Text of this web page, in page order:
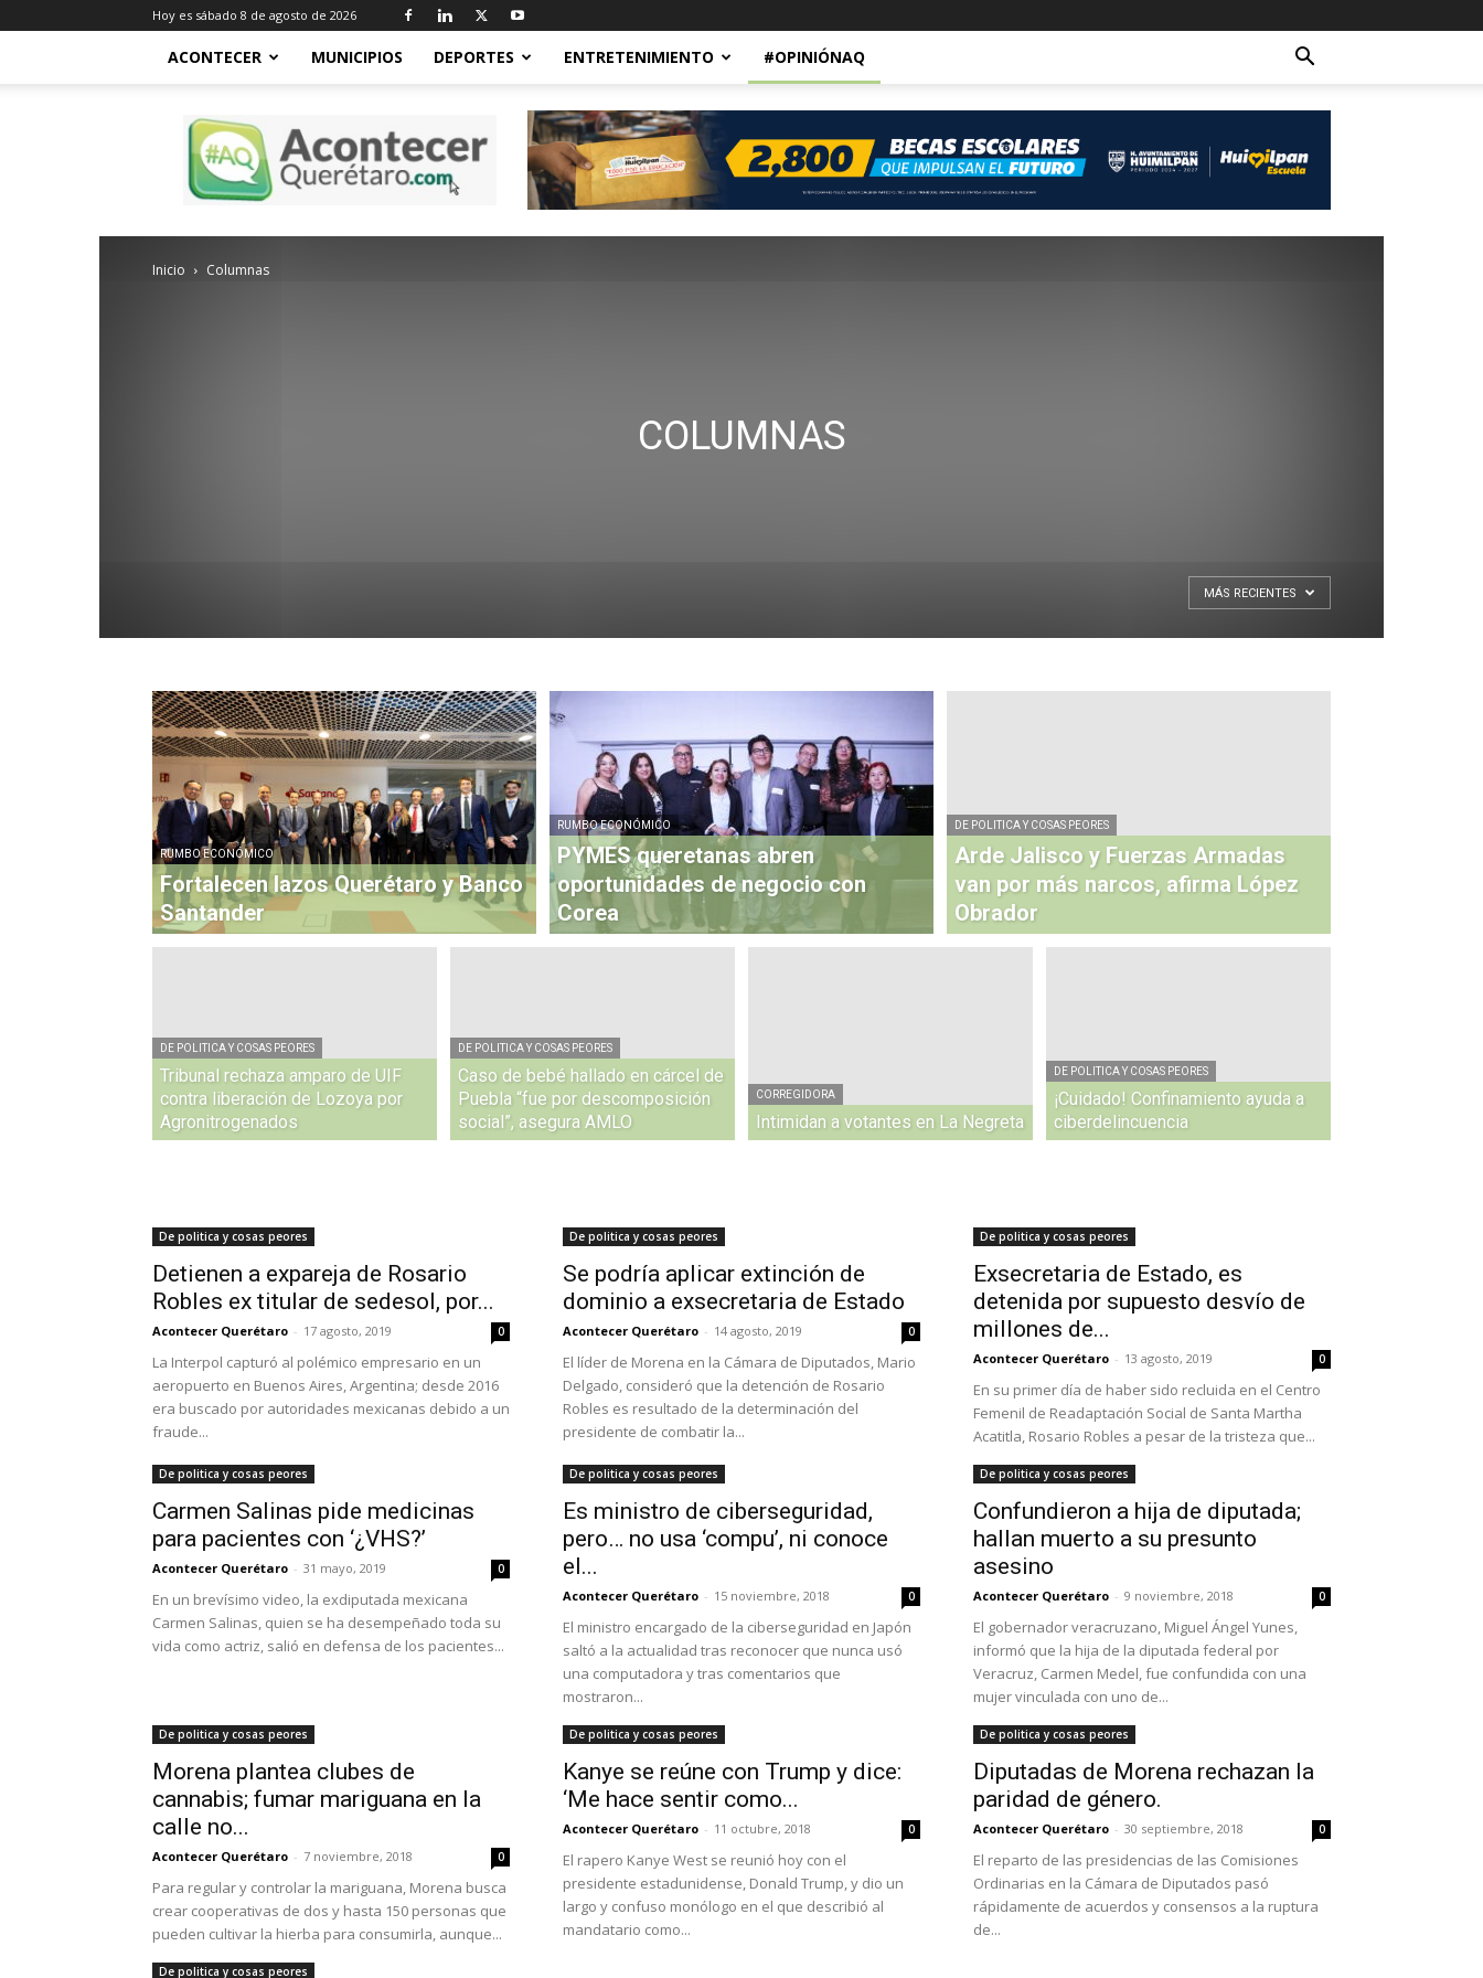
Hoy es sábado 8 de agosto de 2026
ACONTECER MUNICIPIOS DEPORTES ENTRETENIMIENTO #OPINIÓNAQ
Acontecer
Querétaro
Inicio Columnas
COLUMNAS
MÁS RECIENTES
RUMBO ECONÓMICO
Fortalecen lazos Querétaro y Banco
Santander
RUMBO ECONÓMICO
PYMES queretanas abren
oportunidades de negocio con
Corea
DE POLITICA Y COSAS PEORES
Arde Jalisco y Fuerzas Armadas
van por más narcos, afirma López
Obrador
DE POLITICA Y COSAS PEORES
Tribunal rechaza amparo de UIF
contra liberación de Lozoya por
Agronitrogenados
DE POLITICA Y COSAS PEORES
Caso de bebé hallado en cárcel de
Puebla “fue por descomposición
social”, asegura AMLO
CORREGIDORA
Intimidan a votantes en La Negreta
DE POLITICA Y COSAS PEORES
¡Cuidado! Confinamiento ayuda a
ciberdelincuencia
De politica y cosas peores
Detienen a expareja de Rosario
Robles ex titular de sedesol, por...
Acontecer Querétaro - 17 agosto, 2019 0
La Interpol capturó al polémico empresario en un
aeropuerto en Buenos Aires, Argentina; desde 2016
era buscado por autoridades mexicanas debido a un
fraude...
De politica y cosas peores
Se podría aplicar extinción de
dominio a exsecretaria de Estado
Acontecer Querétaro - 14 agosto, 2019 0
El líder de Morena en la Cámara de Diputados, Mario
Delgado, consideró que la detención de Rosario
Robles es resultado de la determinación del
presidente de combatir la...
De politica y cosas peores
Exsecretaria de Estado, es
detenida por supuesto desvío de
millones de...
Acontecer Querétaro - 13 agosto, 2019 0
En su primer día de haber sido recluida en el Centro
Femenil de Readaptación Social de Santa Martha
Acatitla, Rosario Robles a pesar de la tristeza que...
De politica y cosas peores
Carmen Salinas pide medicinas
para pacientes con ‘¿VHS?’
Acontecer Querétaro - 31 mayo, 2019 0
En un brevísimo video, la exdiputada mexicana
Carmen Salinas, quien se ha desempeñado toda su
vida como actriz, salió en defensa de los pacientes...
De politica y cosas peores
Es ministro de ciberseguridad,
pero… no usa ‘compu’, ni conoce
el...
Acontecer Querétaro - 15 noviembre, 2018 0
El ministro encargado de la ciberseguridad en Japón
saltó a la actualidad tras reconocer que nunca usó
una computadora y tras comentarios que
mostraron...
De politica y cosas peores
Confundieron a hija de diputada;
hallan muerto a su presunto
asesino
Acontecer Querétaro - 9 noviembre, 2018 0
El gobernador veracruzano, Miguel Ángel Yunes,
informó que la hija de la diputada federal por
Veracruz, Carmen Medel, fue confundida con una
mujer vinculada con uno de...
De politica y cosas peores
Morena plantea clubes de
cannabis; fumar mariguana en la
calle no...
Acontecer Querétaro - 7 noviembre, 2018 0
Para regular y controlar la mariguana, Morena busca
crear cooperativas de dos y hasta 150 personas que
pueden cultivar la hierba para consumirla, aunque...
De politica y cosas peores
Kanye se reúne con Trump y dice:
‘Me hace sentir como...
Acontecer Querétaro - 11 octubre, 2018 0
El rapero Kanye West se reunió hoy con el
presidente estadunidense, Donald Trump, y dio un
largo y confuso monólogo en el que describió al
mandatario como...
De politica y cosas peores
Diputadas de Morena rechazan la
paridad de género.
Acontecer Querétaro - 30 septiembre, 2018 0
El reparto de las presidencias de las Comisiones
Ordinarias en la Cámara de Diputados pasó
rápidamente de acuerdos y consensos a la ruptura
de...
De politica y cosas peores